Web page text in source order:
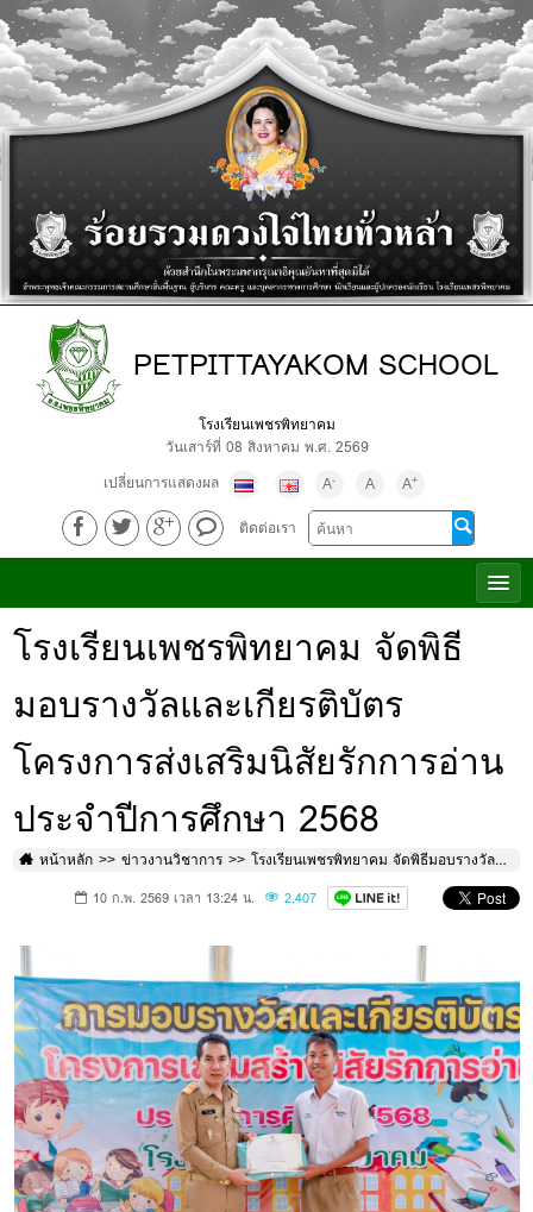
PETPITTAYAKOM SCHOOL
โรงเรียนเพชรพิทยาคม
วันเสาร์ที่ 08 สิงหาคม พ.ศ. 2569
เปลี่ยนการแสดงผล
A- A A+
ติดต่อเรา
โรงเรียนเพชรพิทยาคม จัดพิธี
มอบรางวัลและเกียรติบัตร
โครงการส่งเสริมนิสัยรักการอ่าน
ประจำปีการศึกษา 2568
หน้าหลัก ข่าวงานวิชาการ โรงเรียนเพชรพิทยาคม จัดพิธีมอบรางวัลและเกียรติบัตรโครงการส่งเสริมนิสัยรักการอ่าน ประจำปีการศึกษา 2568
10 ก.พ. 2569 เวลา 13:24 น. 2,407